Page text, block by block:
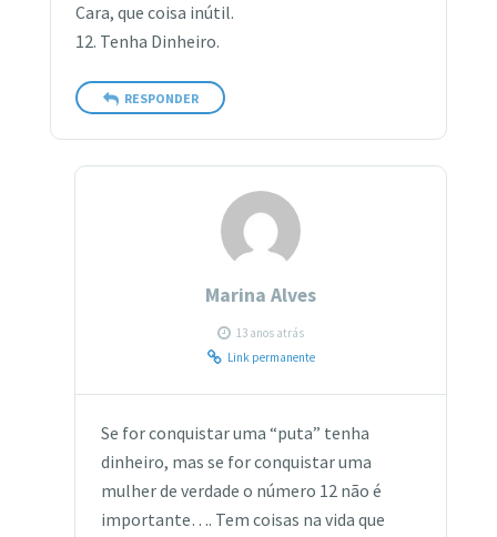
Cara, que coisa inútil.
12. Tenha Dinheiro.
RESPONDER
Marina Alves
13 anos atrás
Link permanente
Se for conquistar uma “puta” tenha
dinheiro, mas se for conquistar uma
mulher de verdade o número 12 não é
importante…. Tem coisas na vida que